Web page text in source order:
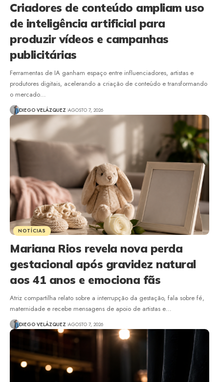
Criadores de conteúdo ampliam uso
de inteligência artificial para
produzir vídeos e campanhas
publicitárias
Ferramentas de IA ganham espaço entre influenciadores, artistas e
produtores digitais, acelerando a criação de conteúdo e transformando
o mercado…
DIEGO VELÁZQUEZ AGOSTO 7, 2026
NOTÍCIAS
Mariana Rios revela nova perda
gestacional após gravidez natural
aos 41 anos e emociona fãs
Atriz compartilha relato sobre a interrupção da gestação, fala sobre fé,
maternidade e recebe mensagens de apoio de artistas e…
DIEGO VELÁZQUEZ AGOSTO 7, 2026